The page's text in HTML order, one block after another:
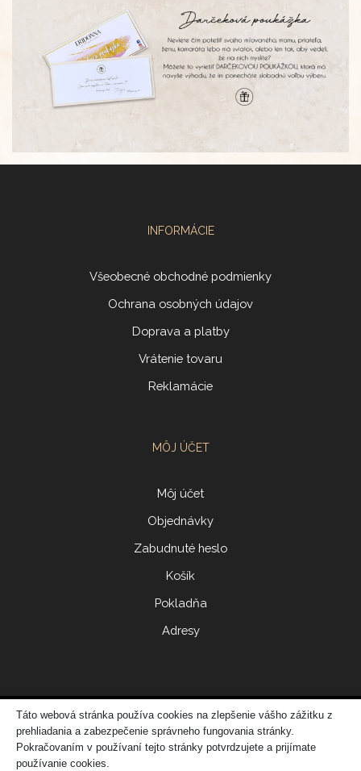
INFORMÁCIE
Všeobecné obchodné podmienky
Ochrana osobných údajov
Doprava a platby
Vrátenie tovaru
Reklamácie
MÔJ ÚČET
Môj účet
Objednávky
Zabudnuté heslo
Košík
Pokladňa
Adresy
© 2017 ERIDONNA
Zo
vytvorila spoločnosť DATATIME – web dizajn, grafika, IT riešenia
Táto webová stránka používa cookies na zlepšenie vášho zážitku z
prehliadania a zabezpečenie správneho fungovania stránky.
Pokračovaním v používaní tejto stránky potvrdzujete a prijímate
používanie cookies.